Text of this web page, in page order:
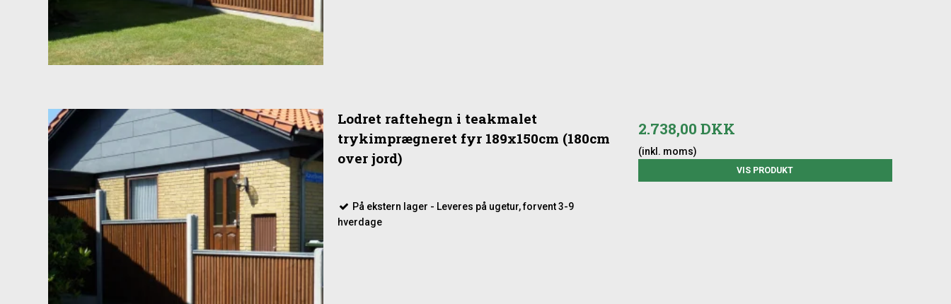
Lodret raftehegn i teakmalet
trykimprægneret fyr 189x150cm (180cm
over jord)
På ekstern lager - Leveres på ugetur, forvent 3-9
hverdage
2.738,00 DKK
(inkl. moms)
VIS PRODUKT